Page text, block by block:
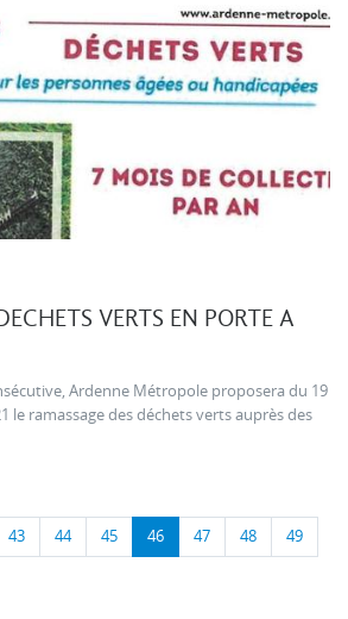
VERTS EN PORTE A
Ardenne Métropole proposera du 19
le ramassage des déchets verts auprès des
43 44 45 46 47 48 49